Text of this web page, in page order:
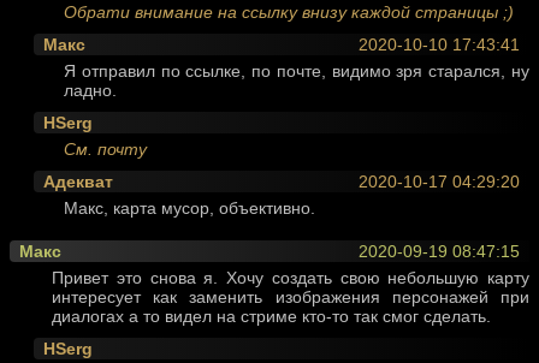
Обрати внимание на ссылку внизу каждой страницы ;)
2020-10-10 17:43:41
Макс
Я отправил по ссылке, по почте, видимо зря старался, ну
ладно.
HSerg
См. почту
2020-10-17 04:29:20
Адекват
Макс, карта мусор, объективно.
2020-09-19 08:47:15
Макс
Привет это снова я. Хочу создать свою небольшую карту
интересует как заменить изображения персонажей при
диалогах а то видел на стриме кто-то так смог сделать.
HSerg